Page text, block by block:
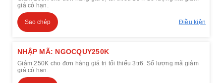
giá có hạn.
Sao chép Điều kiện
NHẬP MÃ: NGOCQUY250K
Giảm 250K cho đơn hàng giá trị tối thiểu 3tr6. Số lượng mã giảm
giá có hạn.